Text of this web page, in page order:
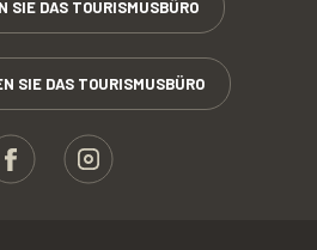
SIE DAS TOURISMUSBÜRO
SIE DAS TOURISMUSBÜRO